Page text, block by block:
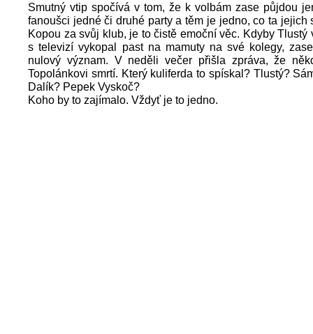
Smutný vtip spočívá v tom, že k volbám zase půjdou
fanoušci jedné či druhé party a těm je jedno, co ta jejich
Kopou za svůj klub, je to čistě emoční věc. Kdyby Tlustý
s televizí vykopal past na mamuty na své kolegy,
nulový význam. V neděli večer přišla zpráva, že
Topolánkovi smrtí. Který kuliferda to spískal? Tlustý?
Dalík? Pepek Vyskoč?
Koho by to zajímalo. Vždyť je to jedno.